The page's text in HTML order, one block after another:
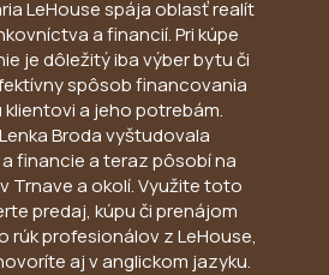
LeHouse spája oblasť realít
a financií. Pri kúpe
je dôležitý iba výber bytu či
spôsob financovania
klientovi a jeho potrebám.
Broda vyštudovala
financie a teraz pôsobí na
Trnave a okolí. Využite toto
predaj, kúpu či prenájom
rúk profesionálov z LeHouse,
aj v anglickom jazyku.